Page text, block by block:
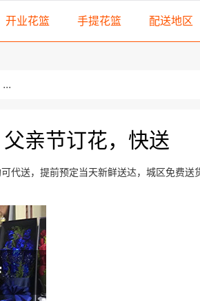
开业花篮 手提花篮 配送地区
...
...
亲节订花，快送
代送，提前预定当天新鲜送达，城区免费送